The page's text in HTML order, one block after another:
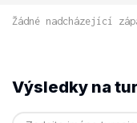
Žádné nadcházející
Výsledky na